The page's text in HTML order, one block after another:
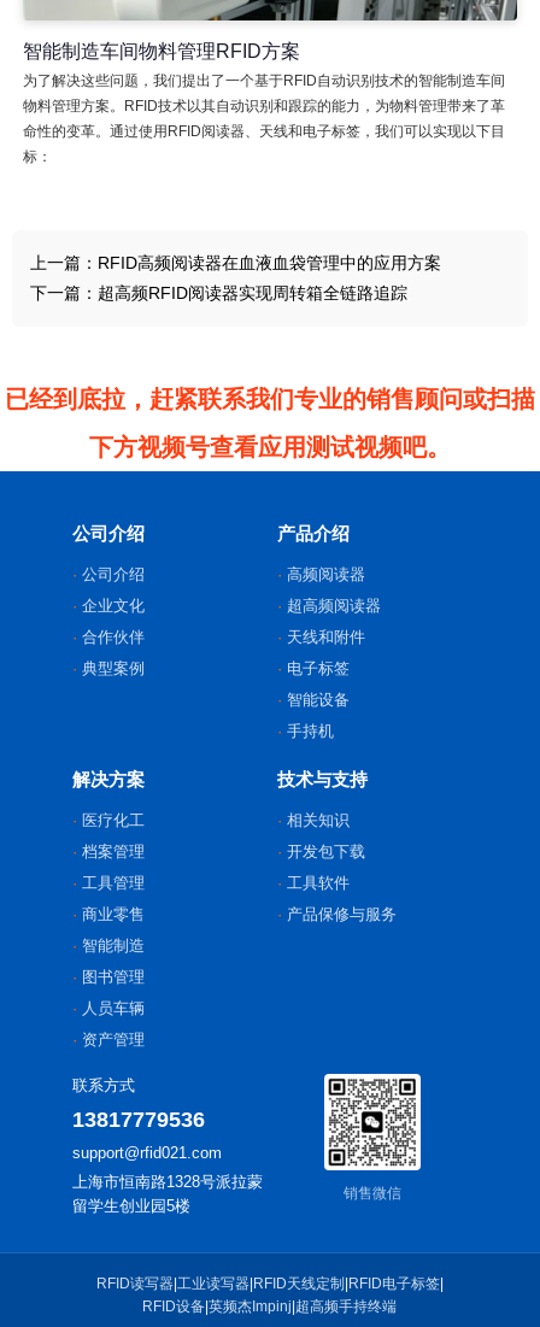
智能制造车间物料管理RFID方案
为了解决这些问题，我们提出了一个基于RFID自动识别技术的智能制造车间
物料管理方案。RFID技术以其自动识别和跟踪的能力，为物料管理带来了革
命性的变革。通过使用RFID阅读器、天线和电子标签，我们可以实现以下目
标：
上一篇： RFID高频阅读器在血液血袋管理中的应用方案
下一篇： 超高频RFID阅读器实现周转箱全链路追踪
已经到底拉，赶紧联系我们专业的销售顾问或扫描
下方视频号查看应用测试视频吧。
公司介绍
公司介绍
企业文化
合作伙伴
典型案例
产品介绍
高频阅读器
超高频阅读器
天线和附件
电子标签
智能设备
手持机
解决方案
医疗化工
档案管理
工具管理
商业零售
智能制造
图书管理
人员车辆
资产管理
技术与支持
相关知识
开发包下载
工具软件
产品保修与服务
联系方式
13817779536
support@rfid021.com
上海市恒南路1328号派拉蒙
留学生创业园5楼
销售微信
RFID读写器| 工业读写器| RFID天线定制 RFID电子标签|
RFID设备 |英频杰Impinj 超高频手持终端